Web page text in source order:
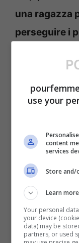
una ragazza
perseguire i
Le ragazze
progressi
Basti
usava
combattere il
sempre
non sono
use your
content
services
Store and/
Learn more
Your personal
your device
data) may be
partners, or used